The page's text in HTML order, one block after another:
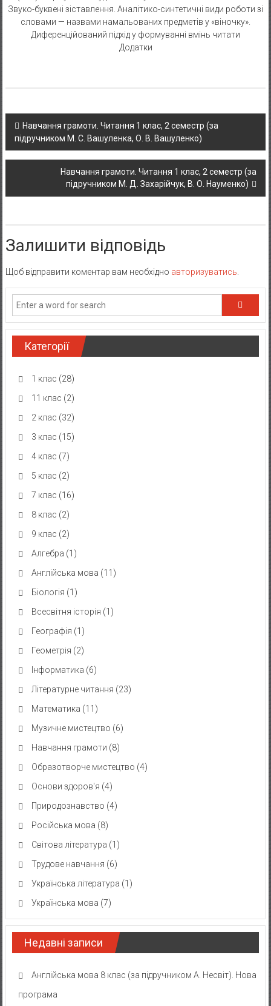
Звуко-буквені зіставлення. Аналітико-синтетичні види роботи зі
словами — назвами намальованих предметів у «віночку».
Диференційований підхід у формуванні вмінь читати
Додатки
Post navigation
Навчання грамоти. Читання 1 клас, 2 семестр (за
підручником М. С. Вашуленка, О. В. Вашуленко)
Навчання грамоти. Читання 1 клас, 2 семестр (за
підручником М. Д. Захарійчук, В. О. Науменко)
Залишити відповідь
Щоб відправити коментар вам необхідно авторизуватись
Категорії
1 клас (28)
11 клас (2)
2 клас (32)
3 клас (15)
4 клас (7)
5 клас (2)
7 клас (16)
8 клас (2)
9 клас (2)
Алгебра (1)
Англійська мова (11)
Біологія (1)
Всесвітня історія (1)
Географія (1)
Геометрія (2)
Інформатика (6)
Літературне читання (23)
Математика (11)
Музичне мистецтво (6)
Навчання грамоти (8)
Образотворче мистецтво (4)
Основи здоров'я (4)
Природознавство (4)
Російська мова (8)
Світова література (1)
Трудове навчання (6)
Українська література (1)
Українська мова (7)
Недавні записи
Англійська мова 8 клас (за підручником А. Несвіт). Нова
програма